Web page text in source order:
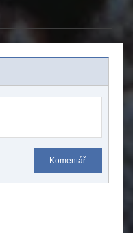
Komentář